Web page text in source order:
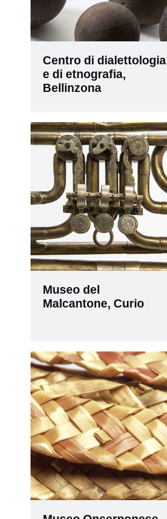
Centro di dialettologia
e di etnografia,
Bellinzona
Museo del
Malcantone, Curio